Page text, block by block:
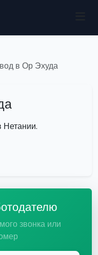
в Ор Эхуда
Нетании.
звонка или